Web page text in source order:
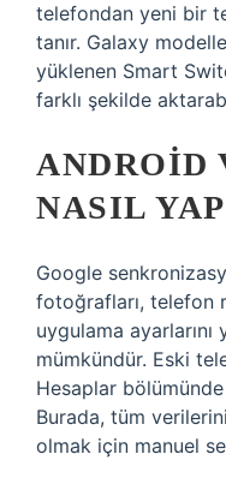
telefondan yeni bir
tanır. Galaxy
yüklenen Smart
farklı şekilde
ANDROID
NASIL
Google
fotoğrafları, telefon
uygulama
mümkündür. Eski
Hesaplar
Burada, tüm
olmak için manuel